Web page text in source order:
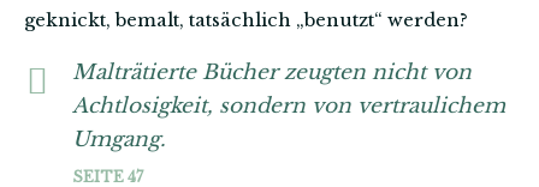
geknickt, bemalt, tatsächlich „benutzt“ werden?
Malträtierte Bücher zeugten nicht von
Achtlosigkeit, sondern von vertraulichem
Umgang.
SEITE 47